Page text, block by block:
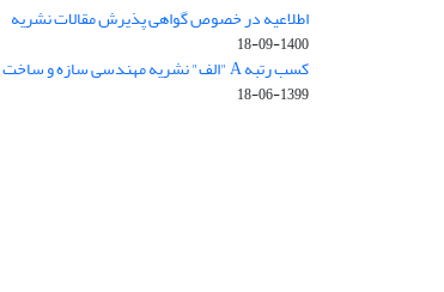
اطلاعیه در خصوص گواهی پذیرش مقالات نشریه
1400-09-18
کسب رتبه A "الف" نشریه مهندسی سازه و ساخت
1399-06-18